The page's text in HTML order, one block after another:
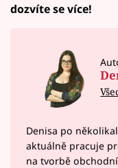
dozvíte se více!
Denisa po
aktuálně pracuje
na tvorbě